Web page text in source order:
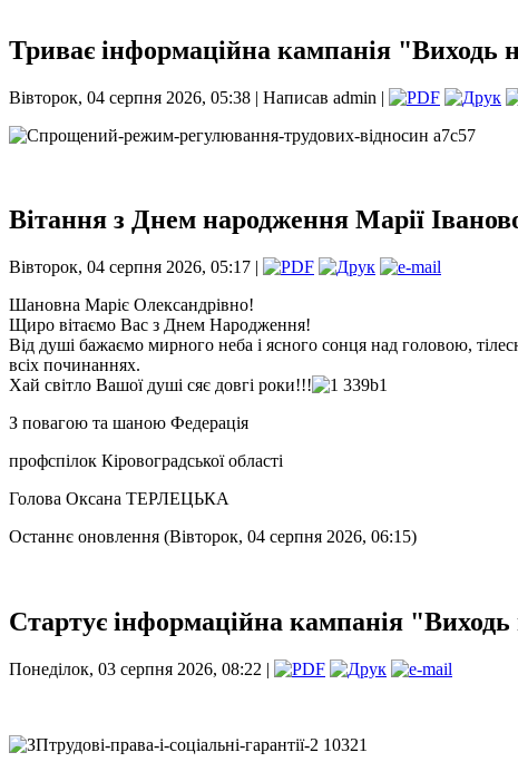
Триває інформаційна кампанія "Виходь
Вівторок, 04 серпня 2026, 05:38 | Написав admin |
Вітання з Днем народження Марії
Вівторок, 04 серпня 2026, 05:17 |
Шановна Маріє Олександрівно!
Щиро вітаємо Вас з Днем Народження!
Від душі бажаємо мирного неба і ясного сонця над головою,
всіх починаннях.
Хай світло Вашої душі сяє довгі роки!!!
З повагою та шаною Федерація
профспілок Кіровоградської області
Голова Оксана ТЕРЛЕЦЬКА
Останнє оновлення (Вівторок, 04 серпня 2026, 06:15)
Стартує інформаційна кампанія "Виходь
Понеділок, 03 серпня 2026, 08:22 |